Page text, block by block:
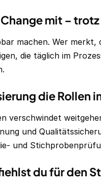
mit –
machen. Wer
die täglich im
die Rollen
verschwindet
und
und
du für den